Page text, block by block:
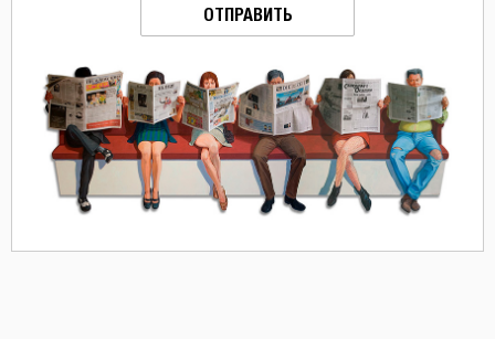
ОТПРАВИТЬ